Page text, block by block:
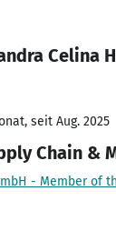
Celina
seit Aug. 2025
Chain &
- Member of